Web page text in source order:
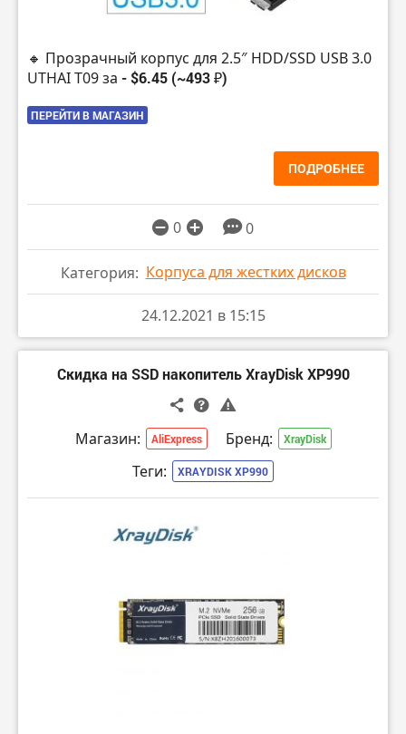
🔸 Прозрачный корпус для 2.5″ HDD/SSD USB 3.0
UTHAI T09 за - $6.45 (~493 ₽)
ПЕРЕЙТИ В МАГАЗИН
ПОДРОБНЕЕ
0 0
Категория: Корпуса для жестких дисков
24.12.2021 в 15:15
Скидка на SSD накопитель XrayDisk XP990
Магазин: AliExpress Бренд: XrayDisk
Теги: XRAYDISK XP990